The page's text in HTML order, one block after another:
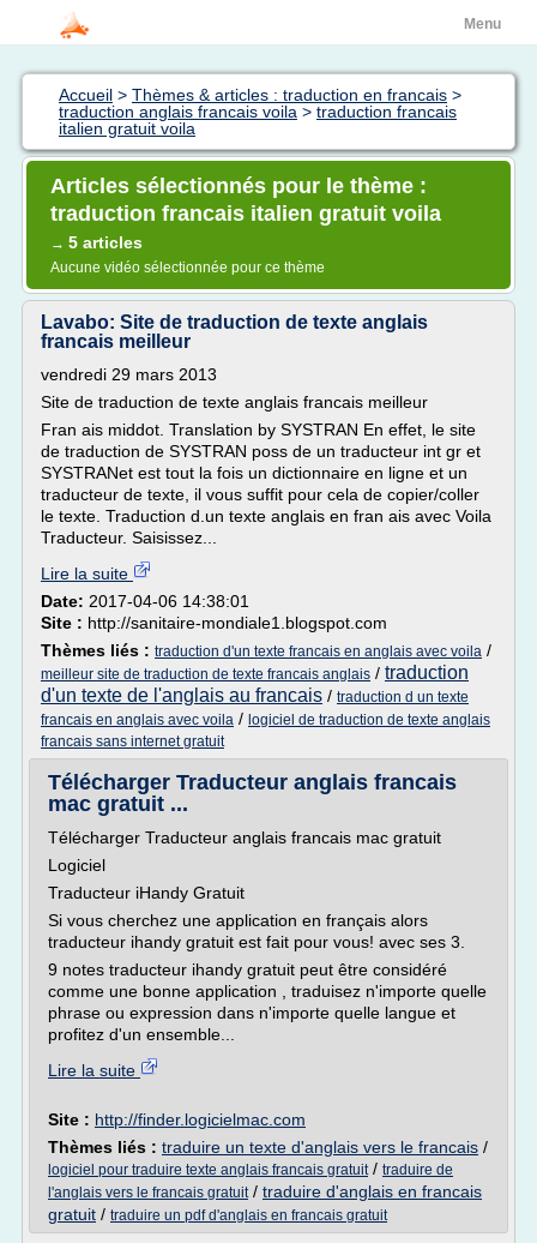
Menu
Accueil > Thèmes & articles : traduction en francais >
traduction anglais francais voila > traduction francais
italien gratuit voila
Articles sélectionnés pour le thème :
traduction francais italien gratuit voila
→ 5 articles
Aucune vidéo sélectionnée pour ce thème
Lavabo: Site de traduction de texte anglais
francais meilleur
vendredi 29 mars 2013
Site de traduction de texte anglais francais meilleur
Fran ais middot. Translation by SYSTRAN En effet, le site
de traduction de SYSTRAN poss de un traducteur int gr et
SYSTRANet est tout la fois un dictionnaire en ligne et un
traducteur de texte, il vous suffit pour cela de copier/coller
le texte. Traduction d.un texte anglais en fran ais avec Voila
Traducteur. Saisissez...
Lire la suite
Date: 2017-04-06 14:38:01
Site : http://sanitaire-mondiale1.blogspot.com
Thèmes liés : traduction d'un texte francais en anglais avec voila /
meilleur site de traduction de texte francais anglais / traduction
d'un texte de l'anglais au francais / traduction d un texte
francais en anglais avec voila / logiciel de traduction de texte anglais
francais sans internet gratuit
Télécharger Traducteur anglais francais
mac gratuit ...
Télécharger Traducteur anglais francais mac gratuit
Logiciel
Traducteur iHandy Gratuit
Si vous cherchez une application en français alors
traducteur ihandy gratuit est fait pour vous! avec ses 3.
9 notes traducteur ihandy gratuit peut être considéré
comme une bonne application , traduisez n'importe quelle
phrase ou expression dans n'importe quelle langue et
profitez d'un ensemble...
Lire la suite
Site : http://finder.logicielmac.com
Thèmes liés : traduire un texte d'anglais vers le francais /
logiciel pour traduire texte anglais francais gratuit/ traduire de
l'anglais vers le francais gratuit/ traduire d'anglais en francais
gratuit / traduire un pdf d'anglais en francais gratuit